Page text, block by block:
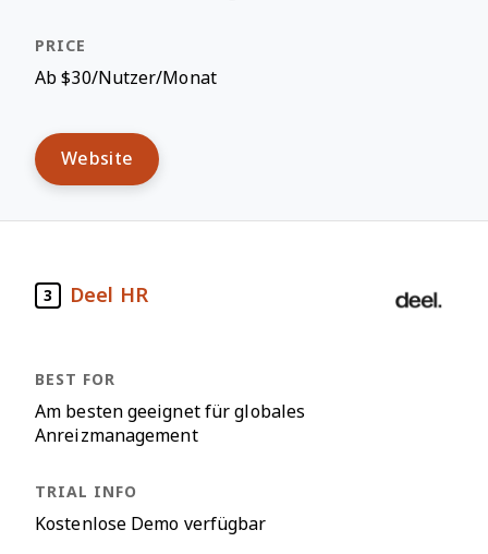
Ab $30/Nutzer/Monat
Website
3 Deel HR
Am besten geeignet für globales
Anreizmanagement
Kostenlose Demo verfügbar